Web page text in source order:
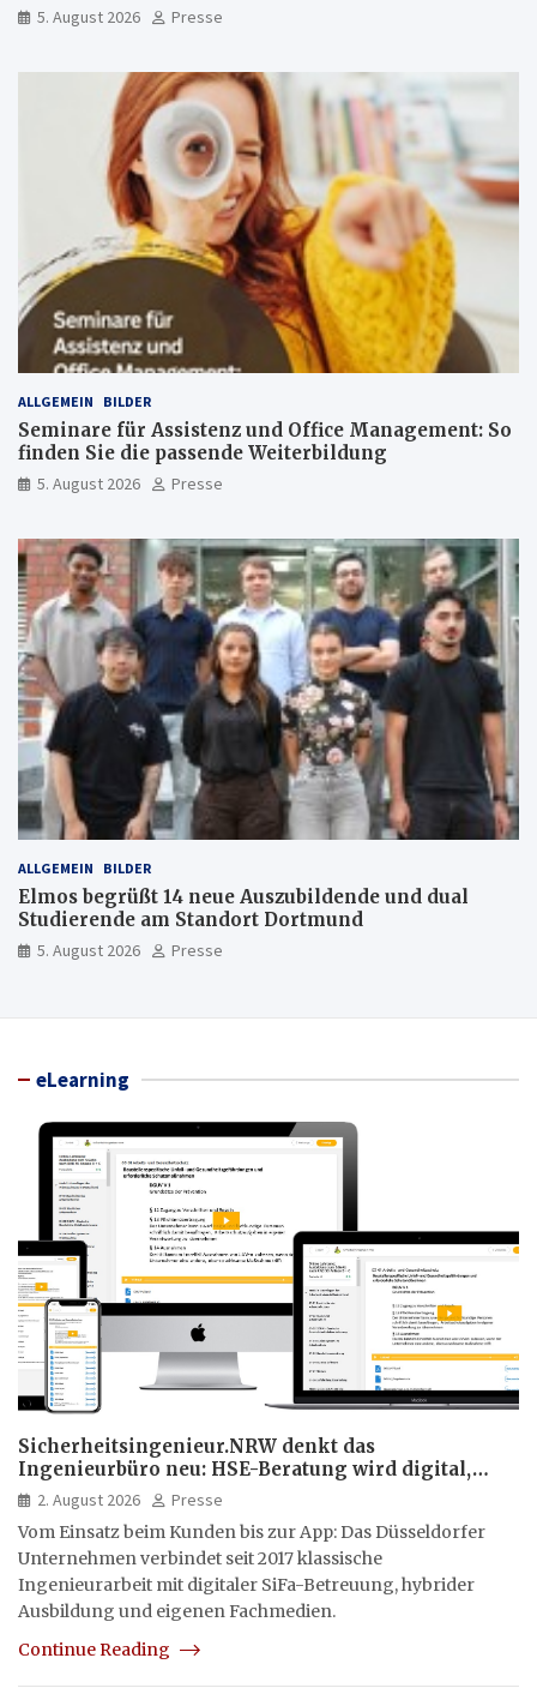
5. August 2026 Presse
ALLGEMEIN BILDER
Seminare für Assistenz und Office Management: So
finden Sie die passende Weiterbildung
5. August 2026 Presse
ALLGEMEIN BILDER
Elmos begrüßt 14 neue Auszubildende und dual
Studierende am Standort Dortmund
5. August 2026 Presse
eLearning
Sicherheitsingenieur.NRW denkt das
Ingenieurbüro neu: HSE-Beratung wird digital,
hybrid und multimedial
2. August 2026
Presse
Vom Einsatz beim Kunden bis zur App: Das Düsseldorfer
Unternehmen verbindet seit 2017 klassische
Ingenieurarbeit mit digitaler SiFa-Betreuung, hybrider
Ausbildung und eigenen Fachmedien.
Continue Reading